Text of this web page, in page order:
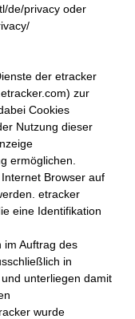
de/privacy oder
der etracker
zur
Cookies
Nutzung dieser
ermöglichen.
Browser auf
etracker
eine Identifikation
im Auftrag des
in
unterliegen damit
wurde